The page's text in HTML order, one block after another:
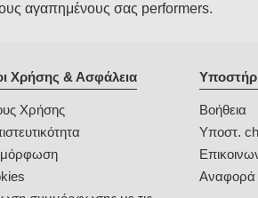
αγαπημένους σας performers.
Χρήσης & Ασφάλεια
Χρήσης
Βοήθεια
Υποστ.
Αναφορά